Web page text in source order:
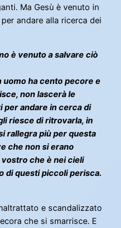
Ma Gesù è venuto in
andare alla ricerca dei
è venuto a salvare ciò
uomo ha cento pecore e
non lascerà le
per andare in cerca di
riesce di ritrovarla, in
rallegra più per questa
che non si erano
che è nei cieli
di questi piccoli perisca.
e scandalizzato
che si smarrisce. E